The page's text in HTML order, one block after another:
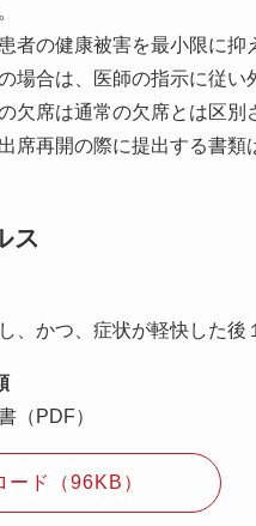
者の健康被害を最小限に抑
場合は、医師の指示に従い
欠席は通常の欠席とは区別
席再開の際に提出する書類
ス
、かつ、症状が軽快した後
（PDF）
ード（96KB）